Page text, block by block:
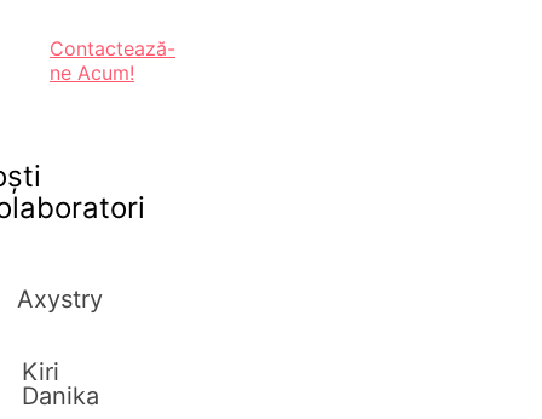
Contactează-
ne Acum!
Axystry
Kiri
Danika